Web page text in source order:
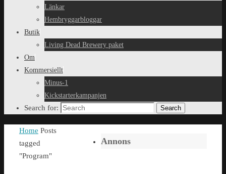
Länkar
Hembryggarbloggar
Butik
Living Dead Brewery paket
Om
Kommersiellt
Minus-1
Kickstarterkampanjen
Search for: Search
Home Posts
tagged
"Program"
Annons